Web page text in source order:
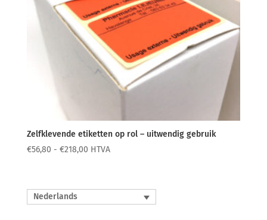
Zelfklevende etiketten op rol – uitwendig gebruik
€56,80 - €218,00Prijsklasse:
€218,00
HTVA
Nederlands